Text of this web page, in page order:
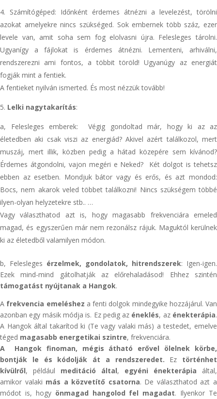
Számítógéped: Időnként érdemes átnézni a levelezést, törölni
azokat amelyekre nincs szükséged. Sok embernek több száz, ezer
levele van, amit soha sem fog elolvasni újra. Felesleges tárolni.
Ugyanígy a fájlokat is érdemes átnézni. Lementeni, arhiválni,
rendszerezni ami fontos, a többit töröld! Ugyanúgy az energiát
fogják mint a fentiek.
A fentieket nyilván ismerted. És most nézzük tovább!
5. Lelki nagytakarítás:
a, Felesleges emberek: Végig gondoltad már, hogy ki az az
életedben aki csak viszi az energiád? Akivel azért találkozol, mert
muszáj, mert illik, közben pedig a hátad közepére sem kívánod?
Érdemes átgondolni, vajon megéri e Neked? Két dolgot is tehetsz
ebben az esetben. Mondjuk bátor vagy és erős, és azt mondod:
Bocs, nem akarok veled többet találkozni! Nincs szükségem többé
ilyen-olyan helyzetekre stb.. …
Vagy választhatod azt is, hogy magasabb frekvenciára emeled
magad, és egyszerűen már nem rezonálsz rájuk. Maguktól kerülnek
ki az életedből valamilyen módon.
b, Felesleges érzelmek, gondolatok, hitrendszerek: Igen-igen.
Ezek mind-mind gátolhatják az előrehaladásod! Ehhez szintén
támogatást nyújtanak a Hangok.
A frekvencia emeléshez a fenti dolgok mindegyike hozzájárul. Van
azonban egy másik módja is. Ez pedig az éneklés, az énekterápia.
A Hangok által takarítod ki (Te vagy valaki más) a testedet, emelve
téged magasabb energetikai szintre, frekvenciára.
A Hangok finoman, mégis átható erővel ölelnek körbe,
bontják le és kódolják át a rendszeredet. Ez történhet
kívülről, például meditáció által, egyéni énekterápia által,
amikor valaki más a közvetítő csatorna. De választhatod azt a
módot is, hogy önmagad hangolod fel magadat. Ilyenkor Te